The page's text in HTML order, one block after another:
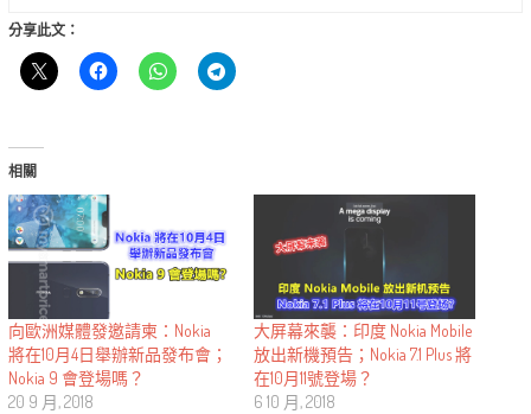
分享此文：
相關
向歐洲媒體發邀請柬：Nokia
將在10月4日舉辦新品發布會；
Nokia 9 會登場嗎？
20 9 月, 2018
大屏幕來襲：印度 Nokia Mobile
放出新機預告；Nokia 7.1 Plus 將
在10月11號登場？
6 10 月, 2018